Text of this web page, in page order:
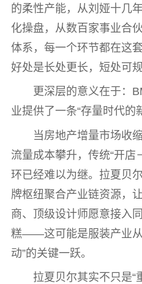
的柔性产能，从刘娅十几
化操盘，从数百家事业合
体系，每一个环节都在这
好处是长处更长，短处可
更深层的意义在于：
业提供了一条“存量时代的
当房地产增量市场收
流量成本攀升，传统“开店
环已经难以为继。拉夏贝
牌枢纽聚合产业链资源，
商、顶级设计师愿意接入
糕——这可能是服装产业从
动”的关键一跃。
拉夏贝尔其实不只是“